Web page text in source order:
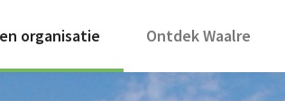
organisatie Ontdek Waalre